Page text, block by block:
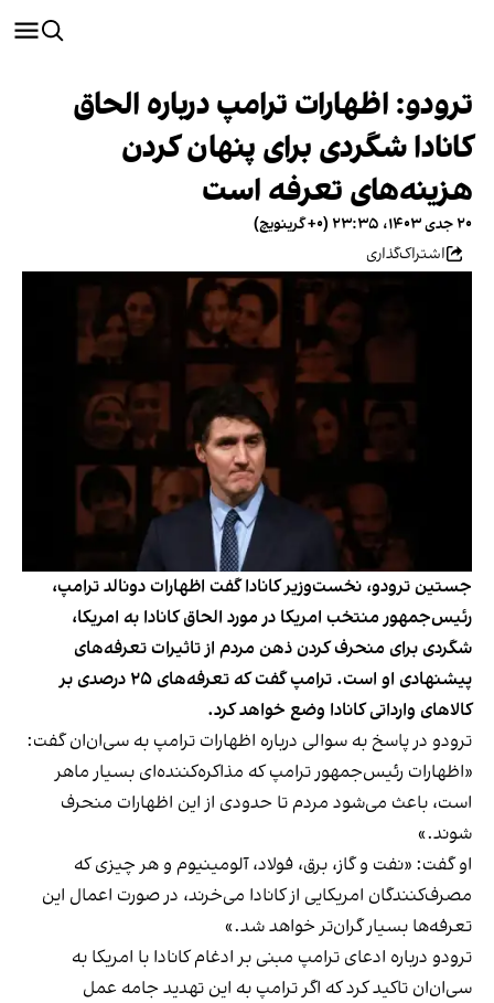
ترودو: اظهارات ترامپ درباره الحاق
کانادا شگردی برای پنهان کردن
هزینه‌های تعرفه است
۲۰ جدی ۱۴۰۳، ۲۳:۳۵ (‎+۰ گرینویچ)
اشتراک‌گذاری
جستین ترودو، نخست‌وزیر کانادا گفت اظهارات دونالد ترامپ،
رئیس‌جمهور منتخب امریکا در مورد الحاق کانادا به امریکا،
شگردی برای منحرف کردن ذهن مردم از تاثیرات تعرفه‌های
پیشنهادی او است. ترامپ گفت که تعرفه‌های ۲۵ درصدی بر
کالاهای وارداتی کانادا وضع خواهد کرد.
ترودو در پاسخ به سوالی درباره اظهارات ترامپ به سی‌ان‌ان گفت:
«اظهارات رئیس‌جمهور ترامپ که مذاکره‌کننده‌ای بسیار ماهر
است، باعث می‌شود مردم تا حدودی از این اظهارات منحرف
شوند.»
او گفت: «نفت و گاز، برق، فولاد، آلومینیوم و هر چیزی که
مصرف‌کنندگان امریکایی از کانادا می‌خرند، در صورت اعمال این
تعرفه‌ها بسیار گران‌تر خواهد شد.»
ترودو درباره ادعای ترامپ مبنی بر ادغام کانادا با امریکا به
سی‌ان‌ان تاکید کرد که اگر ترامپ به این تهدید جامه عمل